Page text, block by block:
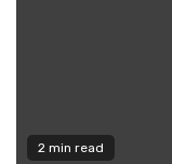
2 min read